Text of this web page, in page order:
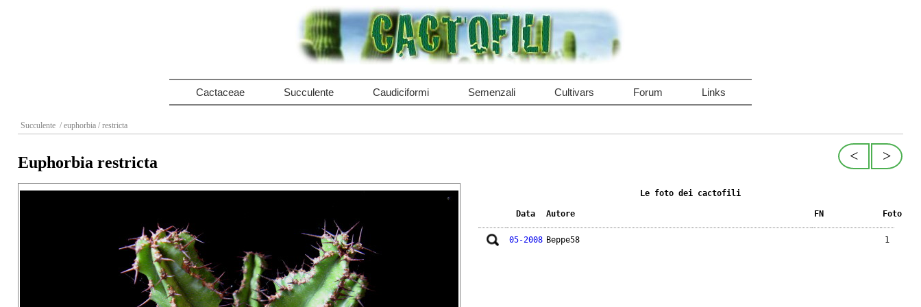
Cactaceae Succulente Caudiciformi Semenzali Cultivars Forum Links
Succulente / euphorbia / restricta
>
<
Euphorbia restricta
Le foto dei cactofili
Data Autore FN Foto
05-2008 Beppe58 1